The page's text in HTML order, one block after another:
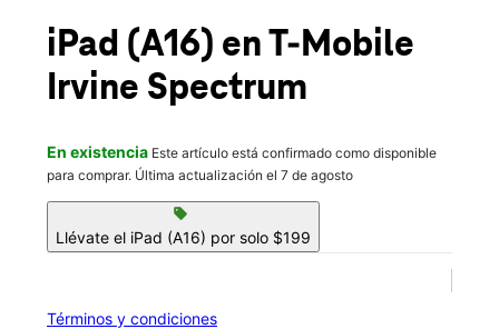
location_on
504 Spectrum Center Drive Irvine, CA 92618
iPad (A16) en T-Mobile
Irvine Spectrum
En existencia Este artículo está confirmado como disponible
para comprar. Última actualización el 7 de agosto
sell
Llévate el iPad (A16) por solo $199
Términos y condiciones